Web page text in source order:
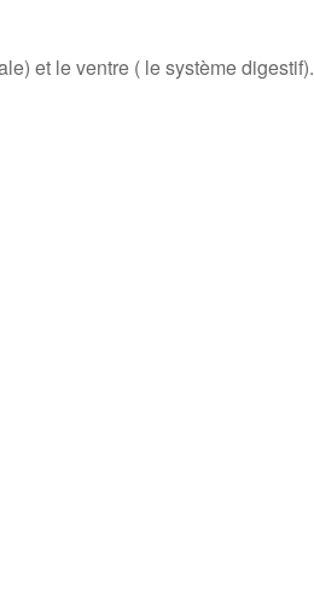
et le ventre ( le système digestif).